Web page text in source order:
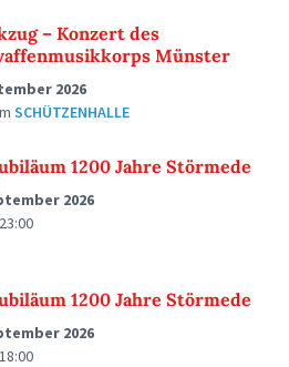
– Konzert des
Münster
2026
SCHÜTZENHALLE
1200 Jahre Störmede
2026
1200 Jahre Störmede
2026